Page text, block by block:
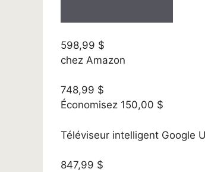
598,99 $
chez Amazon
748,99 $
Économisez 150,00 $
Téléviseur intelligent Google
847,99 $